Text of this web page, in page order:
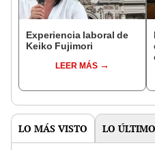
Experiencia laboral de
Keiko Fujimori
LEER MÁS
LO MÁS VISTO LO ÚLTIMO